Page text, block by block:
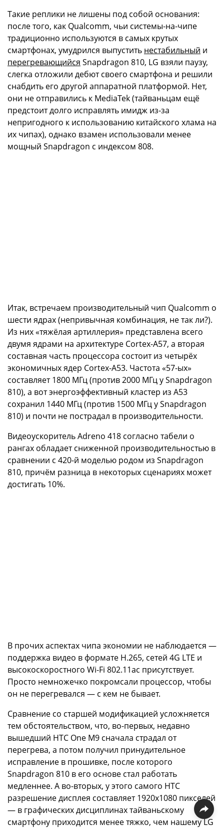
Такие реплики не лишены под собой основания:
после того, как Qualcomm, чьи системы-на-чипе
традиционно используются в самых крутых
смартфонах, умудрился выпустить нестабильный и
перегревающийся Snapdragon 810, LG взяли паузу,
слегка отложили дебют своего смартфона и решили
снабдить его другой аппаратной платформой. Нет,
они не отправились к MediaTek (тайваньцам ещё
предстоит долго исправлять имидж из-за
непригодного к использованию китайского хлама на
их чипах), однако взамен использовали менее
мощный Snapdragon c индексом 808.
Итак, встречаем производительный чип Qualcomm о
шести ядрах (непривычная комбинация, не так ли?).
Из них «тяжёлая артиллерия» представлена всего
двумя ядрами на архитектуре Cortex-A57, а вторая
составная часть процессора состоит из четырёх
экономичных ядер Cortex-A53. Частота «57-ых»
составляет 1800 МГц (против 2000 МГц у Snapdragon
810), а вот энергоэффективный кластер из A53
сохранил 1440 МГц (против 1500 МГц у Snapdragon
810) и почти не пострадал в производительности.
Видеоускоритель Adreno 418 согласно табели о
рангах обладает сниженной производительностью в
сравнении с 420-й моделью родом из Snapdragon
810, причём разница в некоторых сценариях может
достигать 10%.
В прочих аспектах чипа экономии не наблюдается —
поддержка видео в формате H.265, сетей 4G LTE и
высокоскоростного Wi-Fi 802.11ac присутствует.
Просто немножечко покромсали процессор, чтобы
он не перегревался — с кем не бывает.
Сравнение со старшей модификацией усложняется
тем обстоятельством, что, во-первых, недавно
вышедший HTC One M9 сначала страдал от
перегрева, а потом получил принудительное
исправление в прошивке, после которого
Snapdragon 810 в его основе стал работать
медленнее. А во-вторых, у этого самого HTC
разрешение дисплея составляет 1920x1080 пикселей
— в графических дисциплинах тайваньскому
смартфону приходится менее тяжко, чем нашему LG